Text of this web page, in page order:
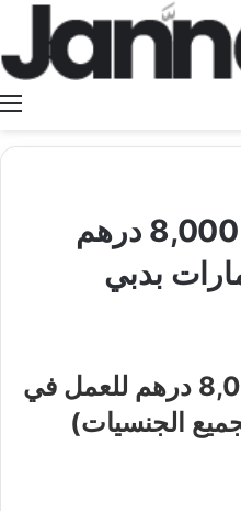
فرصة عمل براتب 8,000 درهم
بدبي
فرصة عمل براتب 8,000 درهم للعمل في
الجنسيات)